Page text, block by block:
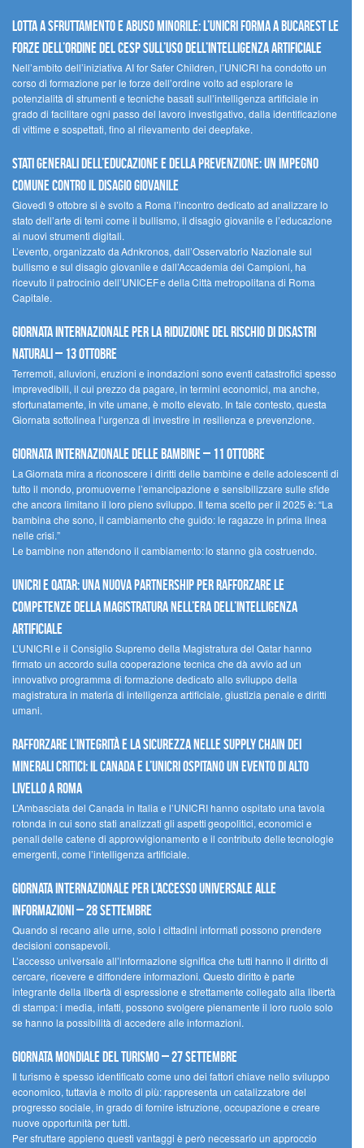
Lotta a sfruttamento e abuso minorile: l’UNICRI forma a Bucarest le
forze dell’ordine del CESP sull’uso dell’Intelligenza Artificiale
Nell’ambito dell’iniziativa AI for Safer Children, l’UNICRI ha condotto un
corso di formazione per le forze dell’ordine volto ad esplorare le
potenzialità di strumenti e tecniche basati sull’intelligenza artificiale in
grado di facilitare ogni passo del lavoro investigativo, dalla identificazione
di vittime e sospettati, fino al rilevamento dei deepfake.
Stati Generali dell’Educazione e della Prevenzione: un impegno
comune contro il disagio giovanile
Giovedì 9 ottobre si è svolto a Roma l’incontro dedicato ad analizzare lo
stato dell’arte di temi come il bullismo, il disagio giovanile e l’educazione
ai nuovi strumenti digitali.
L’evento, organizzato da Adnkronos, dall’Osservatorio Nazionale sul
bullismo e sul disagio giovanile e dall’Accademia dei Campioni, ha
ricevuto il patrocinio dell’UNICEF e della Città metropolitana di Roma
Capitale.
Giornata internazionale per la riduzione del rischio di disastri
naturali – 13 ottobre
Terremoti, alluvioni, eruzioni e inondazioni sono eventi catastrofici spesso
imprevedibili, il cui prezzo da pagare, in termini economici, ma anche,
sfortunatamente, in vite umane, è molto elevato. In tale contesto, questa
Giornata sottolinea l’urgenza di investire in resilienza e prevenzione.
Giornata internazionale delle bambine – 11 ottobre
La Giornata mira a riconoscere i diritti delle bambine e delle adolescenti di
tutto il mondo, promuoverne l’emancipazione e sensibilizzare sulle sfide
che ancora limitano il loro pieno sviluppo. Il tema scelto per il 2025 è: “La
bambina che sono, il cambiamento che guido: le ragazze in prima linea
nelle crisi.”
Le bambine non attendono il cambiamento: lo stanno già costruendo.
UNICRI e Qatar: una nuova partnership per rafforzare le
competenze della magistratura nell’era dell’intelligenza
artificiale
L’UNICRI e il Consiglio Supremo della Magistratura del Qatar hanno
firmato un accordo sulla cooperazione tecnica che dà avvio ad un
innovativo programma di formazione dedicato allo sviluppo della
magistratura in materia di intelligenza artificiale, giustizia penale e diritti
umani.
Rafforzare l’integrità e la sicurezza nelle supply chain dei
minerali critici: il Canada e l’UNICRI ospitano un evento di alto
livello a Roma
L’Ambasciata del Canada in Italia e l’UNICRI hanno ospitato una tavola
rotonda in cui sono stati analizzati gli aspetti geopolitici, economici e
penali delle catene di approvvigionamento e il contributo delle tecnologie
emergenti, come l’intelligenza artificiale.
Giornata internazionale per l’accesso universale alle
informazioni – 28 settembre
Quando si recano alle urne, solo i cittadini informati possono prendere
decisioni consapevoli.
L’accesso universale all’informazione significa che tutti hanno il diritto di
cercare, ricevere e diffondere informazioni. Questo diritto è parte
integrante della libertà di espressione e strettamente collegato alla libertà
di stampa: i media, infatti, possono svolgere pienamente il loro ruolo solo
se hanno la possibilità di accedere alle informazioni.
Giornata mondiale del turismo – 27 settembre
Il turismo è spesso identificato come uno dei fattori chiave nello sviluppo
economico, tuttavia è molto di più: rappresenta un catalizzatore del
progresso sociale, in grado di fornire istruzione, occupazione e creare
nuove opportunità per tutti.
Per sfruttare appieno questi vantaggi è però necessario un approccio